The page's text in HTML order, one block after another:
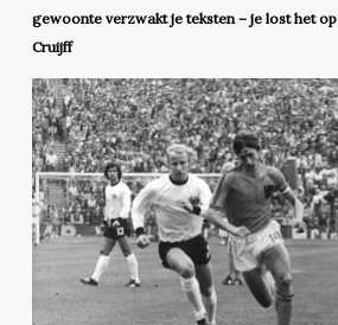
gewoonte verzwakt je teksten – je lost het
Cruijff